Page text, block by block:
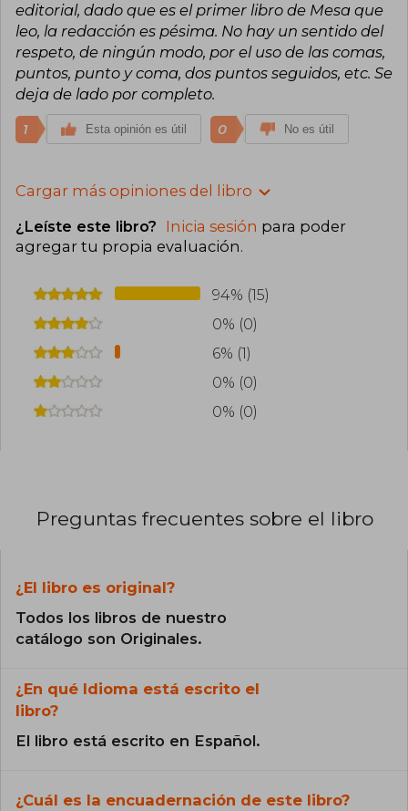
editorial, dado que es el primer libro de Mesa que
leo, la redacción es pésima. No hay un sentido del
respeto, de ningún modo, por el uso de las comas,
puntos, punto y coma, dos puntos seguidos, etc. Se
deja de lado por completo.
1 Esta opinión es útil 0 No es útil
Cargar más opiniones del libro
¿Leíste este libro? Inicia sesión para poder
agregar tu propia evaluación.
94% (15)
0% (0)
6% (1)
0% (0)
0% (0)
Preguntas frecuentes sobre el libro
¿El libro es original?
Todos los libros de nuestro
catálogo son Originales.
¿En qué Idioma está escrito el
libro?
El libro está escrito en Español.
¿Cuál es la encuadernación de este libro?